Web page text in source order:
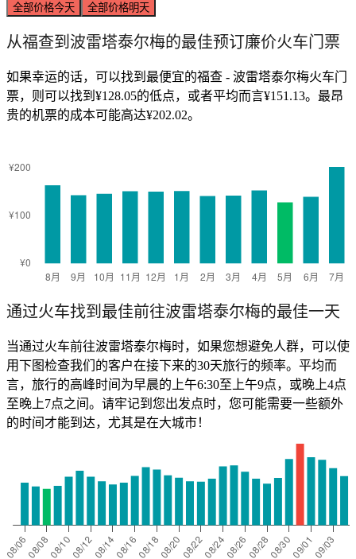
全部价格今天 全部价格明天
从福查到波雷塔泰尔梅的最佳预订廉价火车门票
如果幸运的话，可以找到最便宜的福查 - 波雷塔泰尔梅火车门
票，则可以找到¥128.05的低点，或者平均而言¥151.13。最昂
贵的机票的成本可能高达¥202.02。
通过火车找到最佳前往波雷塔泰尔梅的最佳一天
当通过火车前往波雷塔泰尔梅时，如果您想避免人群，可以使
用下图检查我们的客户在接下来的30天旅行的频率。平均而
言，旅行的高峰时间为早晨的上午6:30至上午9点，或晚上4点
至晚上7点之间。请牢记到您出发点时，您可能需要一些额外
的时间才能到达，尤其是在大城市！